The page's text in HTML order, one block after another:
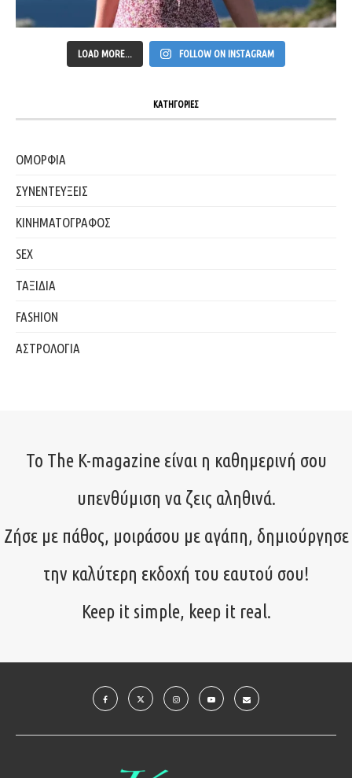
LOAD MORE... FOLLOW ON INSTAGRAM
ΚΑΤΗΓΟΡΙΕΣ
ΟΜΟΡΦΙΑ
ΣΥΝΕΝΤΕΥΞΕΙΣ
ΚΙΝΗΜΑΤΟΓΡΑΦΟΣ
SEX
ΤΑΞΙΔΙΑ
FASHION
ΑΣΤΡΟΛΟΓΙΑ
Το The K-magazine είναι η καθημερινή σου
υπενθύμιση να ζεις αληθινά.
Ζήσε με πάθος, μοιράσου με αγάπη, δημιούργησε
την καλύτερη εκδοχή του εαυτού σου!
Keep it simple, keep it real.